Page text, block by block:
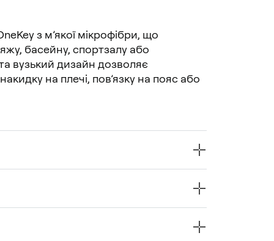
з м’якої мікрофібри, що
басейну, спортзалу або
вузький дизайн дозволяє
на плечі, пов’язку на пояс або